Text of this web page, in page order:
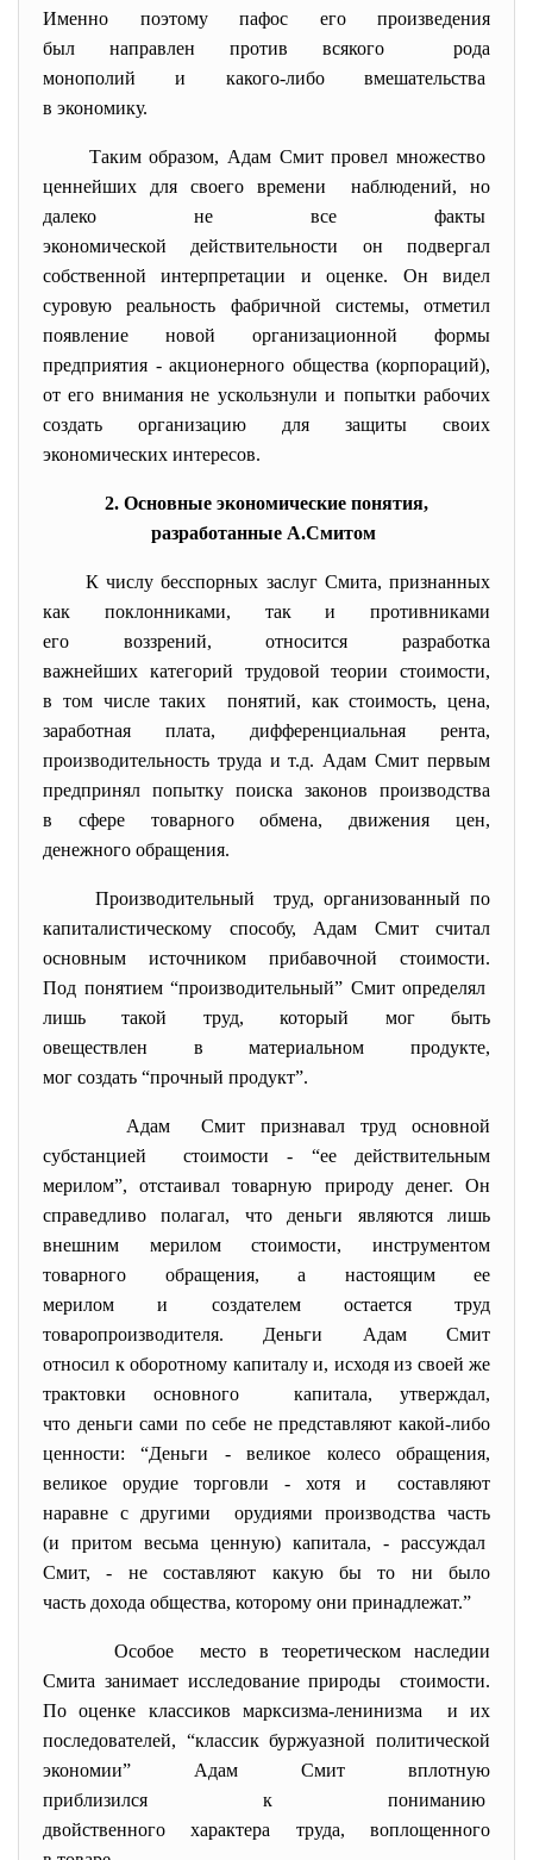
Именно поэтому пафос его произведения
был направлен против всякого рода
монополий и какого-либо вмешательства
в экономику.
Таким образом, Адам Смит провел множество
ценнейших для своего времени наблюдений, но
далеко не все факты
экономической действительности он подвергал
собственной интерпретации и оценке. Он видел
суровую реальность фабричной системы, отметил
появление новой организационной формы
предприятия - акционерного общества (корпораций),
от его внимания не ускользнули и попытки рабочих
создать организацию для защиты своих
экономических интересов.
2. Основные экономические понятия,
разработанные А.Смитом
К числу бесспорных заслуг Смита, признанных
как поклонниками, так и противниками
его воззрений, относится разработка
важнейших категорий трудовой теории стоимости,
в том числе таких понятий, как стоимость, цена,
заработная плата, дифференциальная рента,
производительность труда и т.д. Адам Смит первым
предпринял попытку поиска законов производства
в сфере товарного обмена, движения цен,
денежного обращения.
Производительный труд, организованный по
капиталистическому способу, Адам Смит считал
основным источником прибавочной стоимости.
Под понятием “производительный” Смит определял
лишь такой труд, который мог быть
овеществлен в материальном продукте,
мог создать “прочный продукт”.
Адам Смит признавал труд основной
субстанцией стоимости - “ее действительным
мерилом”, отстаивал товарную природу денег. Он
справедливо полагал, что деньги являются лишь
внешним мерилом стоимости, инструментом
товарного обращения, а настоящим ее
мерилом и создателем остается труд
товаропроизводителя. Деньги Адам Смит
относил к оборотному капиталу и, исходя из своей же
трактовки основного капитала, утверждал,
что деньги сами по себе не представляют какой-либо
ценности: “Деньги - великое колесо обращения,
великое орудие торговли - хотя и составляют
наравне с другими орудиями производства часть
(и притом весьма ценную) капитала, - рассуждал
Смит, - не составляют какую бы то ни было
часть дохода общества, которому они принадлежат.”
Особое место в теоретическом наследии
Смита занимает исследование природы стоимости.
По оценке классиков марксизма-ленинизма и их
последователей, “классик буржуазной политической
экономии” Адам Смит вплотную
приблизился к пониманию
двойственного характера труда, воплощенного